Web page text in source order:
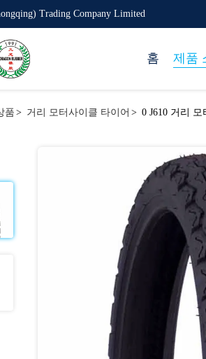
Trading Company Limited
홈 제품
품 > 거리 모터사이클 타이어 > 0 J610 거리